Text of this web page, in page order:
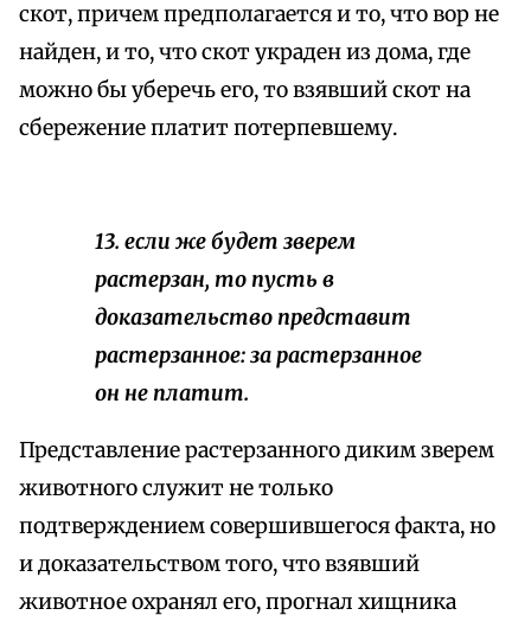
скот, причем предполагается и то, что вор не
найден, и то, что скот украден из дома, где
можно бы уберечь его, то взявший скот на
сбережение платит потерпевшему.
13. если же будет зверем
растерзан, то пусть в
доказательство представит
растерзанное: за растерзанное
он не платит.
Представление растерзанного диким зверем
животного служит не только
подтверждением совершившегося факта, но
и доказательством того, что взявший
животное охранял его, прогнал хищника